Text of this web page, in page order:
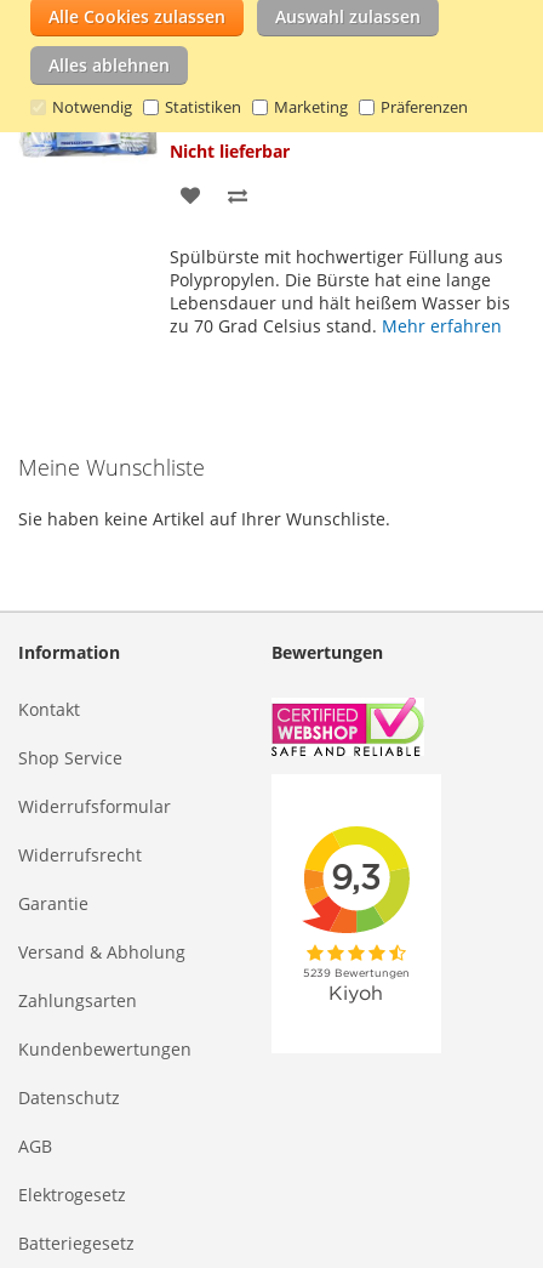
Alle Cookies zulassen Auswahl zulassen
Alles ablehnen
Notwendig Statistiken Marketing Präferenzen
Spülbürste Felicia 6 Stück
6,15 €
Inkl. 19% MwSt., zzgl. Versand
Nicht lieferbar
ZUR
HINZUFÜGEN
HINZUFÜGEN
Spülbürste mit hochwertiger Füllung aus
Polypropylen. Die Bürste hat eine lange
Lebensdauer und hält heißem Wasser bis
zu 70 Grad Celsius stand. Mehr erfahren
Meine Wunschliste
Sie haben keine Artikel auf Ihrer Wunschliste.
Information
Kontakt
Shop Service
Widerrufsformular
Widerrufsrecht
Garantie
Versand & Abholung
Zahlungsarten
Kundenbewertungen
Datenschutz
AGB
Elektrogesetz
Batteriegesetz
Bewertungen